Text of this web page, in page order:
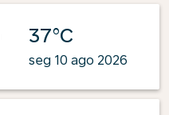
37°C
seg 10 ago 2026